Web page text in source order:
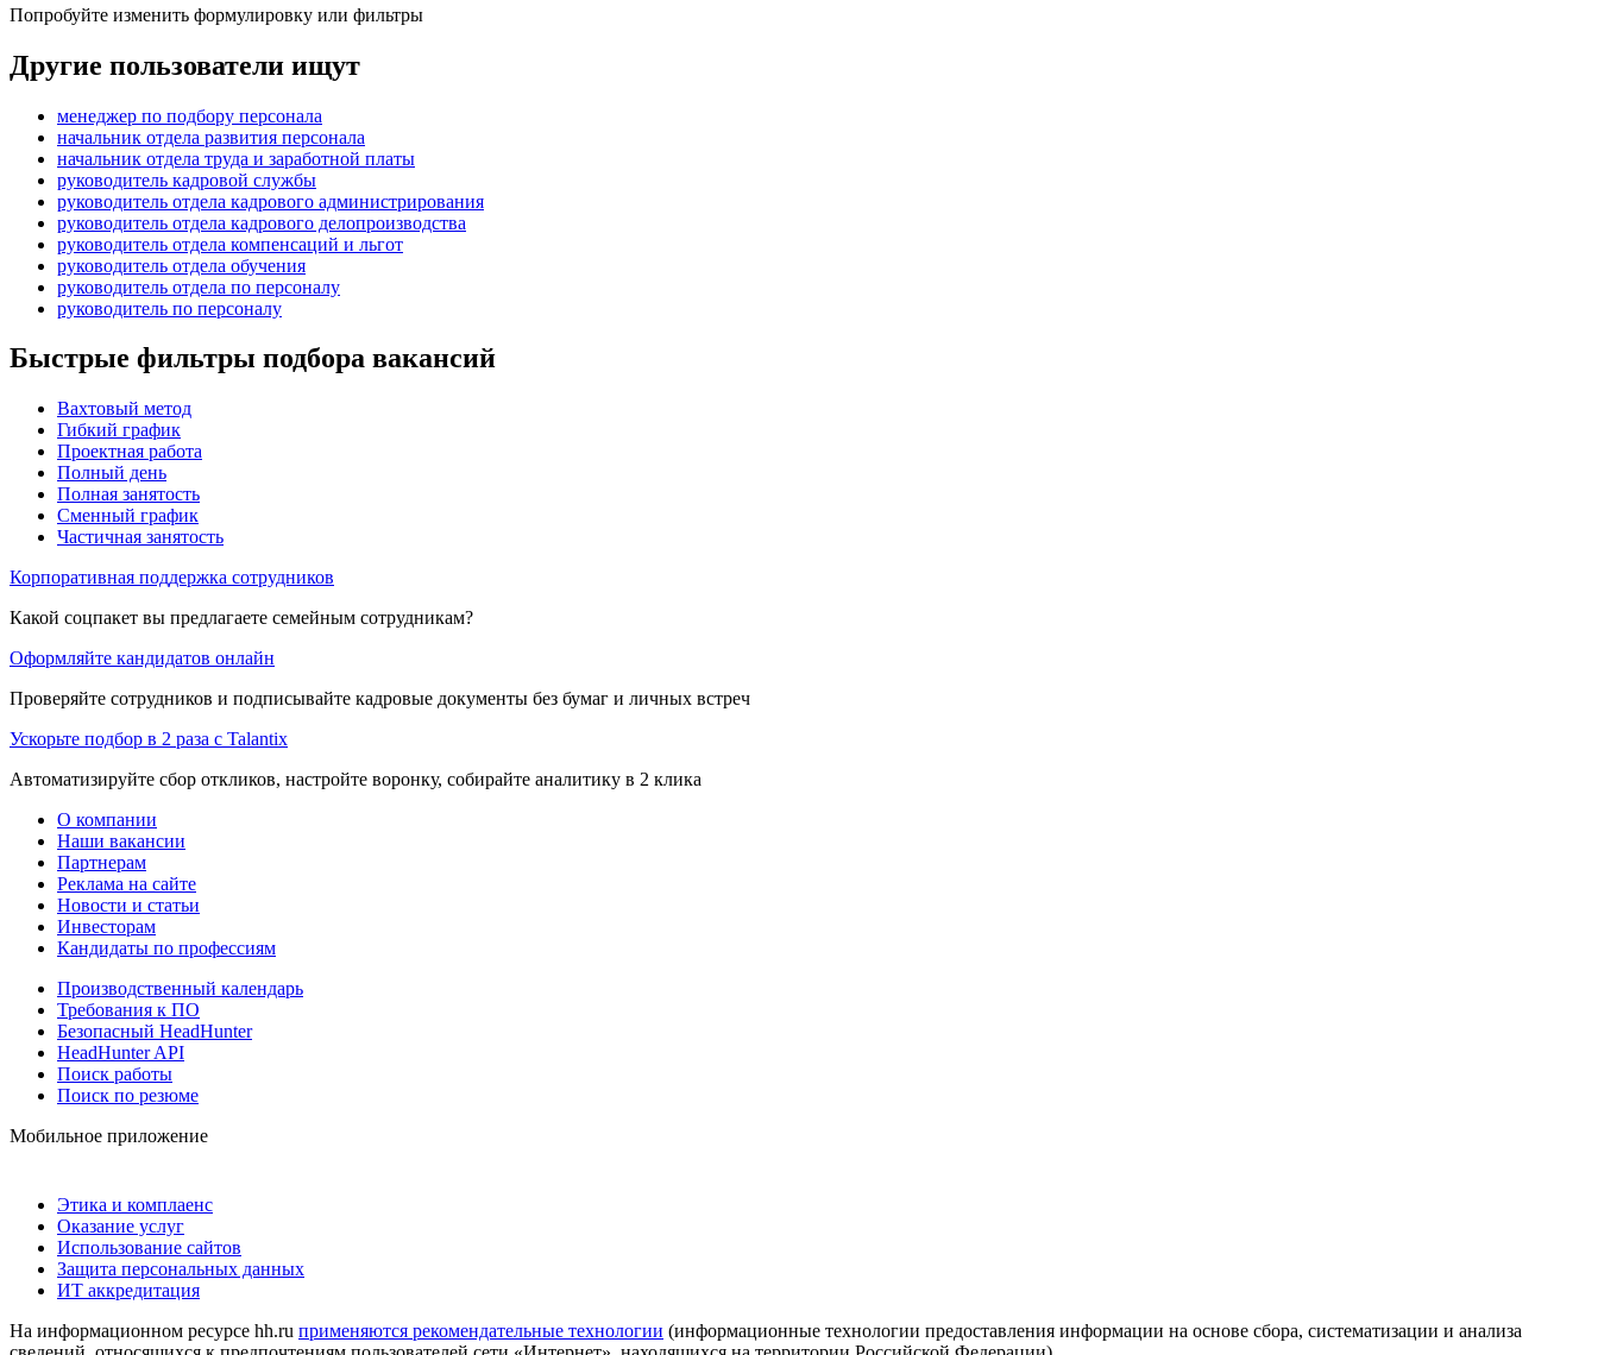
Попробуйте изменить формулировку или фильтры
Другие пользователи ищут
менеджер по подбору персонала
начальник отдела развития персонала
начальник отдела труда и заработной платы
руководитель кадровой службы
руководитель отдела кадрового администрирования
руководитель отдела кадрового делопроизводства
руководитель отдела компенсаций и льгот
руководитель отдела обучения
руководитель отдела по персоналу
руководитель по персоналу
Быстрые фильтры подбора вакансий
Вахтовый метод
Гибкий график
Проектная работа
Полный день
Полная занятость
Сменный график
Частичная занятость
Корпоративная поддержка сотрудников
Какой соцпакет вы предлагаете семейным сотрудникам?
Оформляйте кандидатов онлайн
Проверяйте сотрудников и подписывайте кадровые документы без бумаг и личных встреч
Ускорьте подбор в 2 раза с Talantix
Автоматизируйте сбор откликов, настройте воронку, собирайте аналитику в 2 клика
О компании
Наши вакансии
Партнерам
Реклама на сайте
Новости и статьи
Инвесторам
Кандидаты по профессиям
Производственный календарь
Требования к ПО
Безопасный HeadHunter
HeadHunter API
Поиск работы
Поиск по резюме
Мобильное приложение
Этика и комплаенс
Оказание услуг
Использование сайтов
Защита персональных данных
ИТ аккредитация
На информационном ресурсе hh.ru применяются рекомендательные технологии (информационные технологии предоставления информации на основе сбора, систематизации и анализа